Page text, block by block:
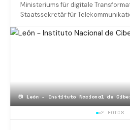
Ministeriums für digitale
Staatssekretär für
📷León - Instituto Nacional de
2 FOTOS